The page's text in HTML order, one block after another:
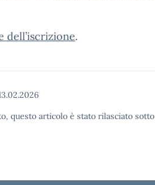
dell’iscrizione.
questo articolo è stato rilasciato